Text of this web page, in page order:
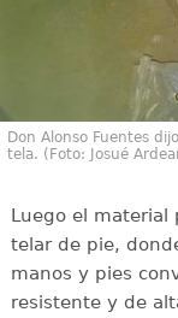
Don Alonso Fuentes
tela. (Foto: Josué
Luego el material
telar de pie,
manos y pies
resistente y de